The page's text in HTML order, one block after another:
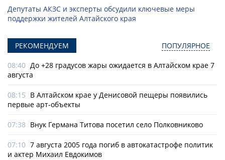
Депутаты АКЗС и эксперты обсудили ключевые меры
поддержки жителей Алтайского края
РЕКОМЕНДУЕМ ПОПУЛЯРНОЕ
08:40 До +28 градусов жары ожидается в Алтайском крае 7
августа
08:15 В Алтайском крае у Денисовой пещеры появились
первые арт-объекты
07:38 Внук Германа Титова посетил село Полковниково
07:10 7 августа 2005 года погиб в автокатастрофе политик
и актер Михаил Евдокимов